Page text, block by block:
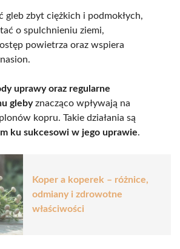
gleb zbyt ciężkich i podmokłych,
o spulchnieniu ziemi,
powietrza oraz wspiera
uprawy oraz regularne
glebyznacząco wpływają na
kopru. Takie działania są
ku sukcesowi w jego uprawie.
Koper a koperek – różnice,
odmiany i zdrowotne
właściwości